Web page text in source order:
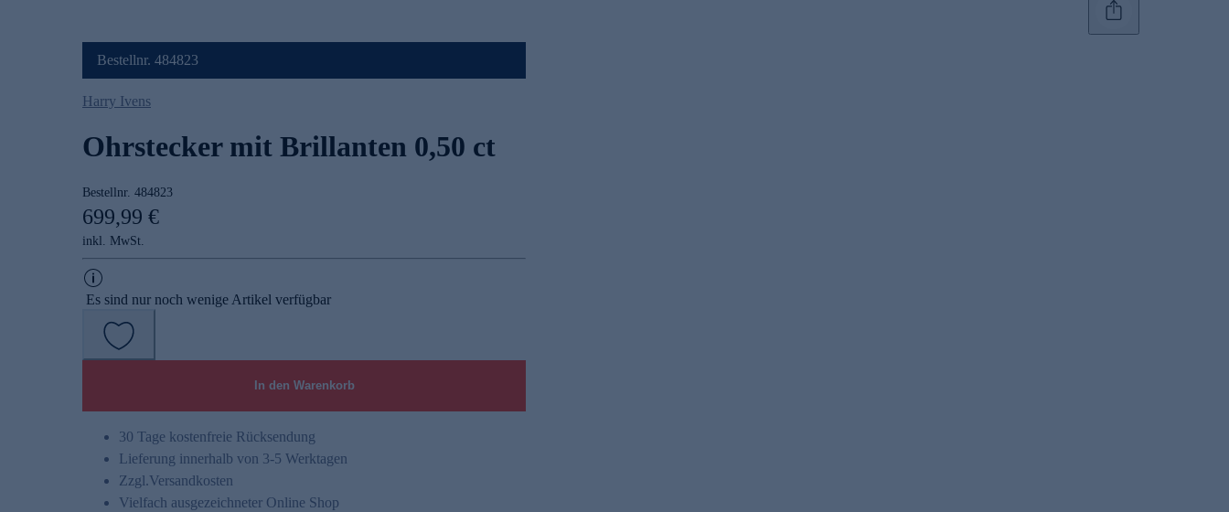
Bestellnr. 484823
Harry Ivens
Ohrstecker mit Brillanten 0,50 ct
Bestellnr. 484823
699,99 €
inkl. MwSt.
Es sind nur noch wenige Artikel verfügbar
In den Warenkorb
30 Tage kostenfreie Rücksendung
Lieferung innerhalb von 3-5 Werktagen
Zzgl.Versandkosten
Vielfach ausgezeichneter Online Shop